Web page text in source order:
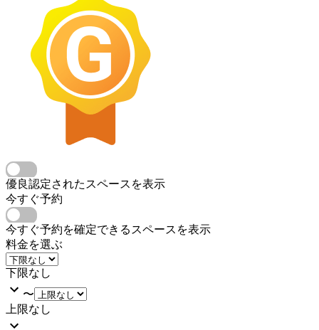
優良認定されたスペースを表示
今すぐ予約
今すぐ予約を確定できるスペースを表示
料金を選ぶ
下限なし
〜
上限なし